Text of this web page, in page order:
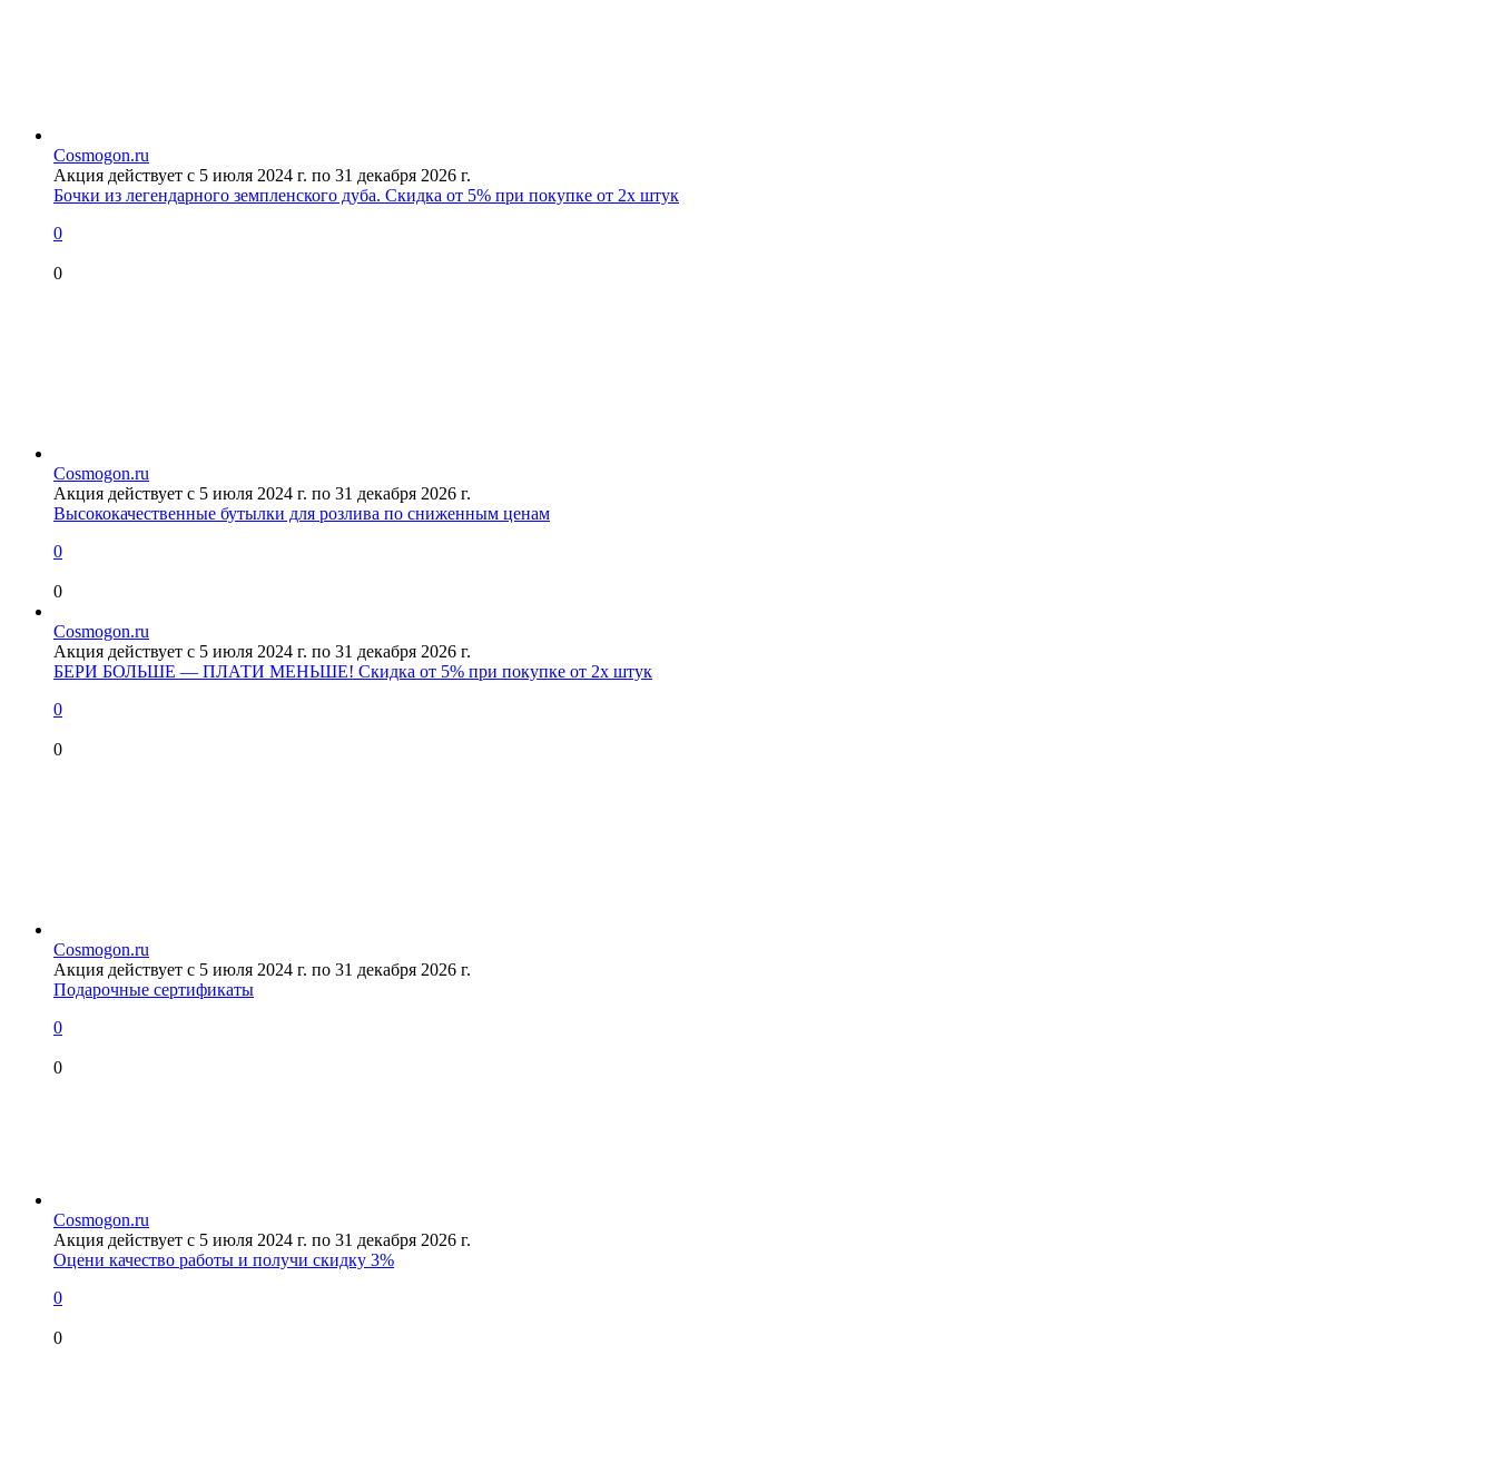
Cosmogon.ru
Акция действует с 5 июля 2024 г. по 31 декабря 2026 г.
Бочки из легендарного земпленского дуба. Скидка от 5% при покупке от 2х штук
0
0
Cosmogon.ru
Акция действует с 5 июля 2024 г. по 31 декабря 2026 г.
Высококачественные бутылки для розлива по сниженным ценам
0
0
Cosmogon.ru
Акция действует с 5 июля 2024 г. по 31 декабря 2026 г.
БЕРИ БОЛЬШЕ — ПЛАТИ МЕНЬШЕ! Скидка от 5% при покупке от 2х штук
0
0
Cosmogon.ru
Акция действует с 5 июля 2024 г. по 31 декабря 2026 г.
Подарочные сертификаты
0
0
Cosmogon.ru
Акция действует с 5 июля 2024 г. по 31 декабря 2026 г.
Оцени качество работы и получи скидку 3%
0
0